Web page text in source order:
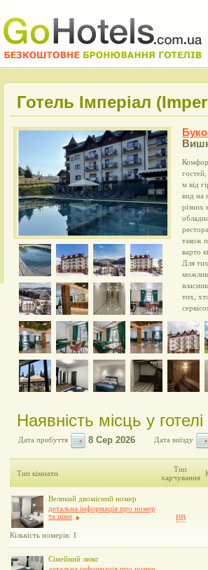
Готель Імперіал
м від
вид на
різних
також
варто
Для
тих,
Наявність місць у
Дата прибуття Дата виїзду
Тип кімнати
Тип
харчування
Великий двомісний номер
детальна інформація про номер
та ціни
Кількість номерів: 1
BB
Сімейний люкс